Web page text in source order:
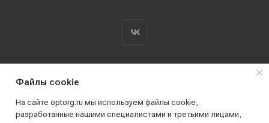
Файлы cookie
На сайте optorg.ru мы используем файлы cookie,
разработанные нашими специалистами и третьими лицами,